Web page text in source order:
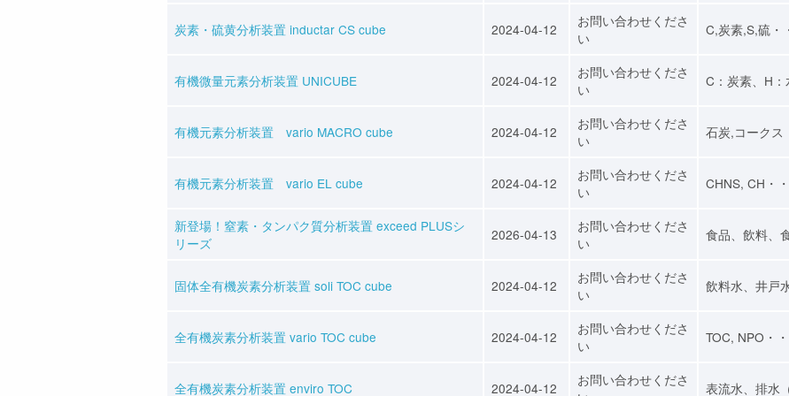
炭素・硫黄分析装置 inductar CS cube 2024-04-12
お問い合わせくださ
い
C,炭素,S,硫・
有機微量元素分析装置 UNICUBE 2024-04-12
お問い合わせくださ
い
C：炭素、H：
有機元素分析装置 vario MACRO cube 2024-04-12
お問い合わせくださ
い
石炭,コークス
有機元素分析装置 vario EL cube 2024-04-12
お問い合わせくださ
い
CHNS, CH・
新登場！窒素・タンパク質分析装置 exceed PLUSシ
リーズ
2026-04-13
お問い合わせくださ
い
食品、飲料、
固体全有機炭素分析装置 soli TOC cube 2024-04-12
お問い合わせくださ
い
飲料水、井戸
全有機炭素分析装置 vario TOC cube 2024-04-12
お問い合わせくださ
い
TOC, NPO・・
全有機炭素分析装置 enviro TOC 2024-04-12
お問い合わせくださ
表流水、排水